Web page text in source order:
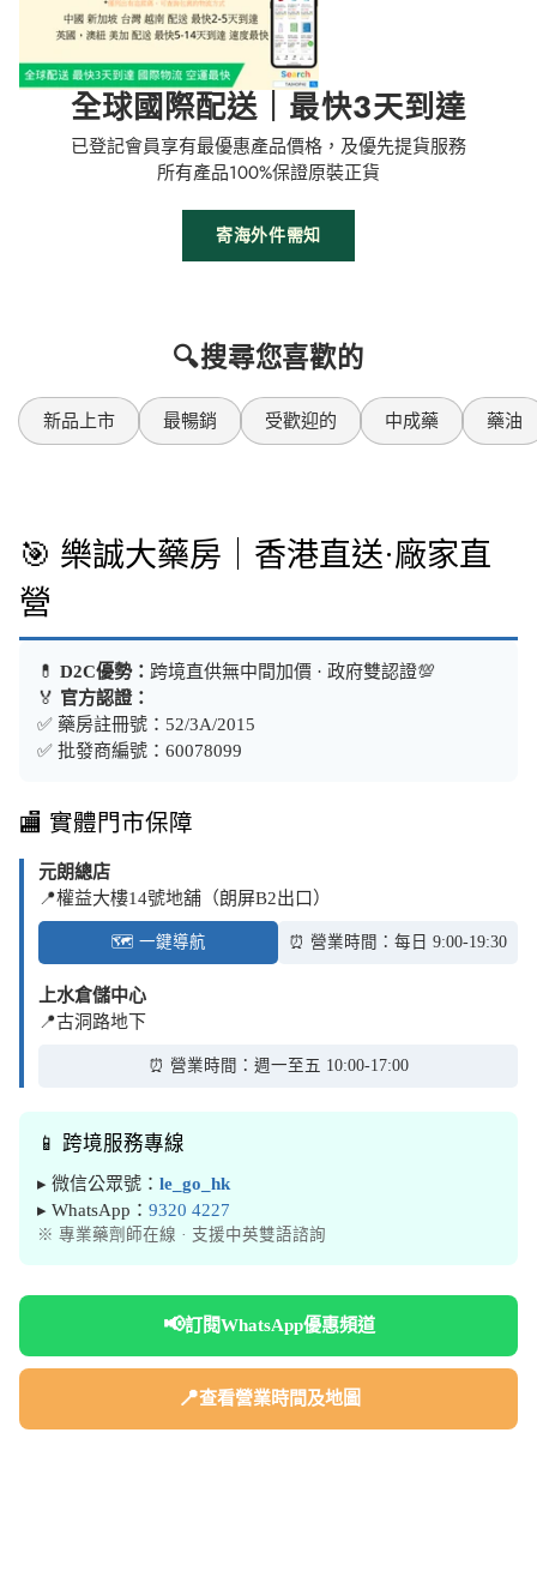
全球國際配送｜最快3天到達
已登記會員享有最優惠產品價格，及優先提貨服務
所有產品100%保證原裝正貨
寄海外件需知
🔍搜尋您喜歡的
新品上市 最暢銷 受歡迎的 中成藥 藥油
🎯 樂誠大藥房｜香港直送·廠家直
營
💊 D2C優勢： 跨境直供無中間加價 · 政府雙認證💯
🏅 官方認證：
✅ 藥房註冊號：52/3A/2015
✅ 批發商編號：60078099
🏬 實體門市保障
元朗總店
📍權益大樓14號地舖（朗屏B2出口）
🗺️ 一鍵導航 ⏰ 營業時間：每日 9:00-19:30
上水倉儲中心
📍古洞路地下
⏰ 營業時間：週一至五 10:00-17:00
📱 跨境服務專線
▸ 微信公眾號： le_go_hk
▸ WhatsApp： 9320 4227
※ 專業藥劑師在線 · 支援中英雙語諮詢
📢訂閱WhatsApp優惠頻道
📍查看營業時間及地圖